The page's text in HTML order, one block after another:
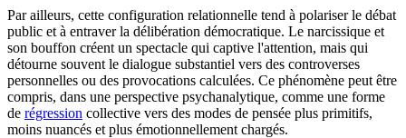
Par ailleurs, cette configuration relationnelle tend à polariser le débat
public et à entraver la délibération démocratique. Le narcissique et
son bouffon créent un spectacle qui captive l'attention, mais qui
détourne souvent le dialogue substantiel vers des controverses
personnelles ou des provocations calculées. Ce phénomène peut être
compris, dans une perspective psychanalytique, comme une forme
de régression collective vers des modes de pensée plus primitifs,
moins nuancés et plus émotionnellement chargés.